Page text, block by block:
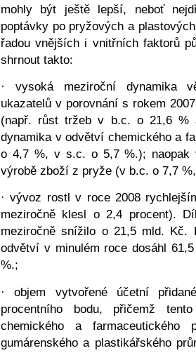
mohly být ještě lepší, neboť
poptávky po pryžových a
řadou vnějších i vnitřních faktorů
shrnout takto:
· vysoká meziroční dynamika
ukazatelů v porovnání s rokem
(např. růst tržeb v b.c. o 21,6
dynamika v odvětví chemického a
o 4,7 %, v s.c. o 5,7 %.); naopak
výrobě zboží z pryže (v b.c. o 7,7
· vývoz rostl v roce 2008
meziročně klesl o 2,4 procent).
meziročně snížilo o 21,5 mld. Kč.
odvětví v minulém roce dosáhl
%.;
· objem vytvořené účetní
procentního bodu, přičemž
chemického a
gumárenského a plastikářského